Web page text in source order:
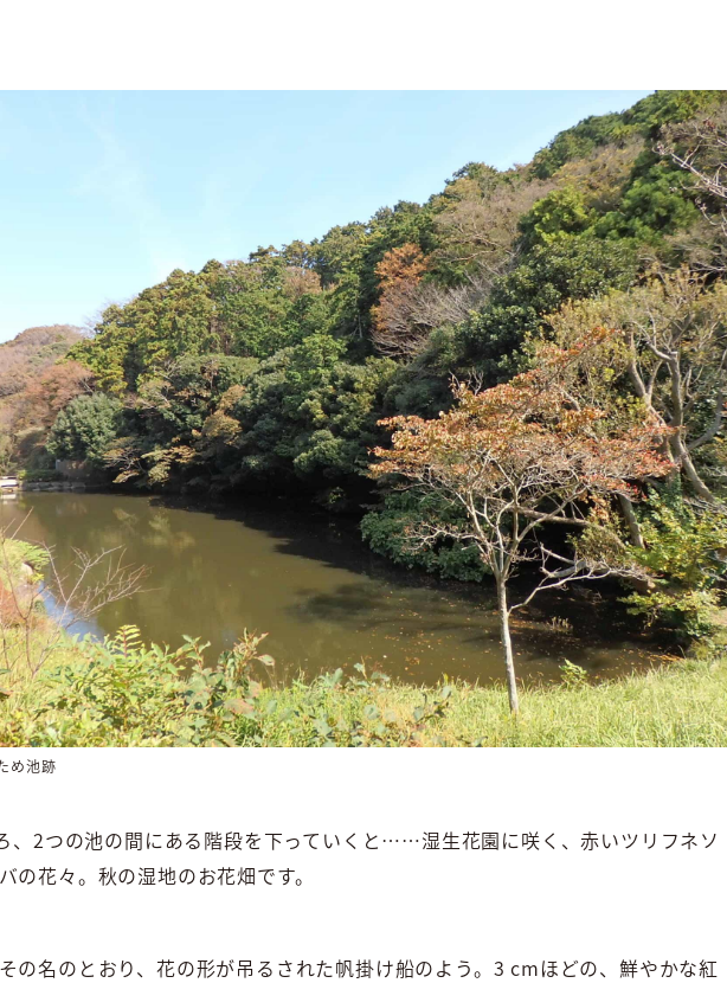
め池跡
、2つの池の間にある階段を下っていくと……湿生花園に咲く、赤いツリフネソ
の花々。秋の湿地のお花畑です。
の名のとおり、花の形が吊るされた帆掛け船のよう。3 cmほどの、鮮やかな紅